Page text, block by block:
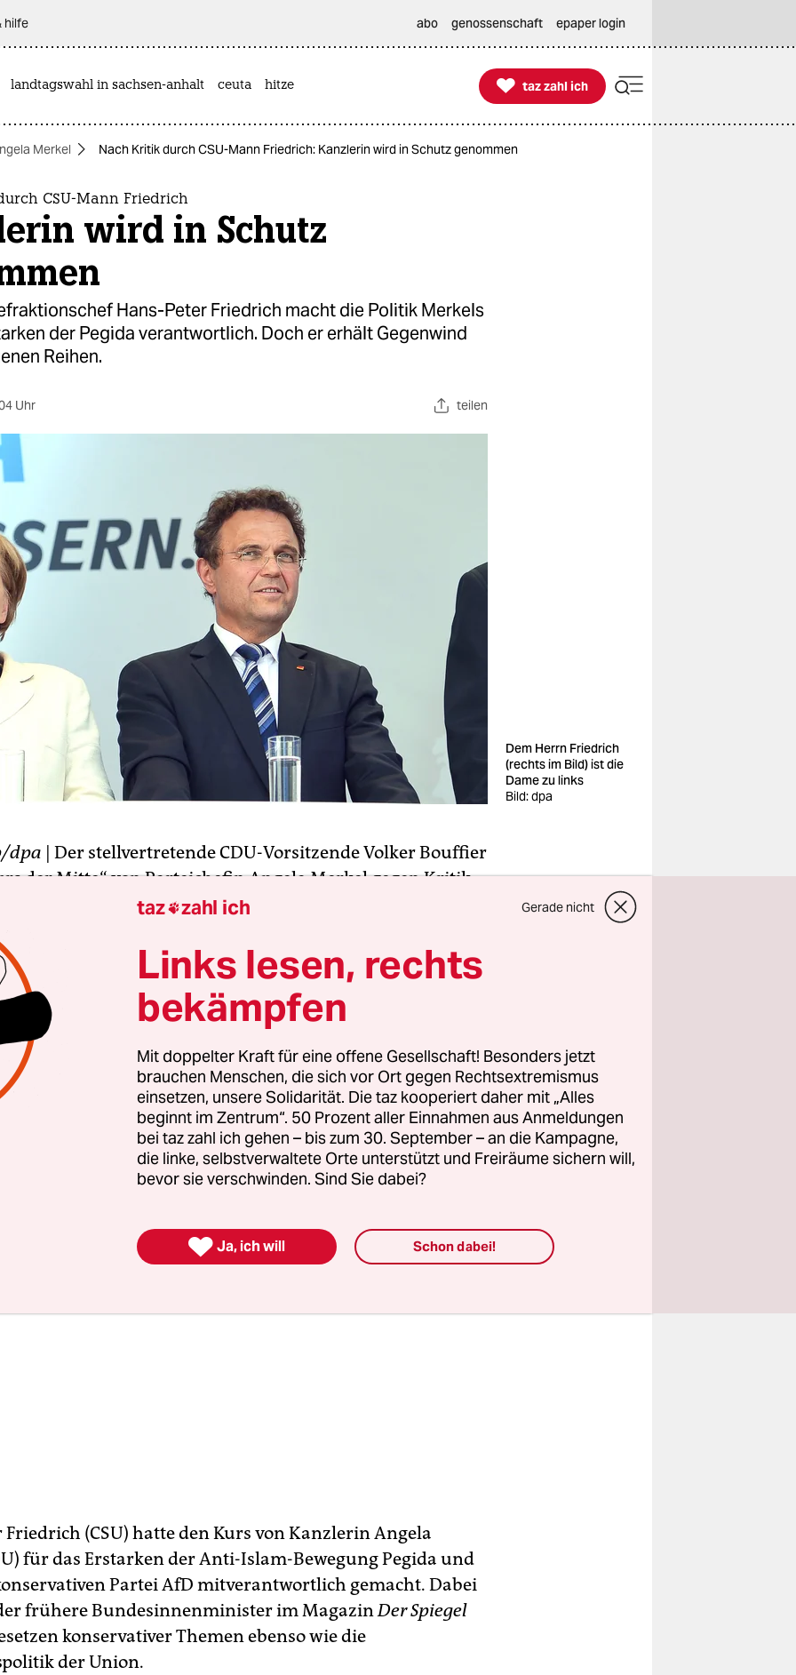
hilfe abo genossenschaft epaper login
landtagswahl in sachsen-anhalt ceuta hitze 
taz zahl ich
taz zahl ich
Merkel Nach Kritik durch CSU-Mann Friedrich: Kanzlerin wird in Schutz genommen
CSU-Mann Friedrich
wird in Schutz
Hans-Peter Friedrich macht die Politik Merkels
der Pegida verantwortlich. Doch er erhält Gegenwind
Reihen.
Uhr teilen
Dem Herrn Friedrich
(rechts im Bild) ist die
Dame zu links
Bild: dpa
dpa | Der stellvertretende CDU-Vorsitzende Volker Bouffier
der Mitte“ von Parteichefin Angela Merkel gegen Kritik
Vizefraktionschef Hans-Peter Friedrich verteidigt. „Die
erkennbar bleiben. Aber wir müssen auch
Fragen geben, die sich vor zehn oder 20 Jahren noch
haben“, sagte der hessische Ministerpräsidentder Welt
. „Unsere Kunst muss sein, unsere Tradition und unser
– und trotzdem im 21. Jahrhundert ein paar
Antworten zu geben.“
Meinungsumfragen als Bestätigung für diesen Kurs:
ist mit Abstand die führende Partei.“ Die AfD sei lediglich
Haufen, der Protest von allen Seiten aufnimmt“.
Friedrich (CSU) hatte den Kurs von Kanzlerin Angela
für das Erstarken der Anti-Islam-Bewegung Pegida und
Partei AfD mitverantwortlich gemacht. Dabei
frühere Bundesinnenminister im MagazinDer Spiegel
konservativer Themen ebenso wie die
der Union.
taz zahl ich Gerade nicht
Links lesen, rechts
bekämpfen
Mit doppelter Kraft für eine offene Gesellschaft! Besonders jetzt
brauchen Menschen, die sich vor Ort gegen Rechtsextremismus
einsetzen, unsere Solidarität. Die taz kooperiert daher mit „Alles
beginnt im Zentrum“. 50 Prozent aller Einnahmen aus Anmeldungen
bei taz zahl ich gehen – bis zum 30. September – an die Kampagne,
die linke, selbstverwaltete Orte unterstützt und Freiräume sichern will,
bevor sie verschwinden. Sind Sie dabei?
 Ja, ich will Schon dabei!